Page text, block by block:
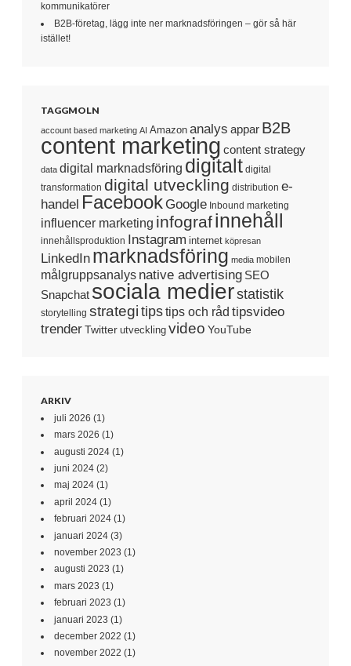
kommunikatörer
B2B-företag, lägg inte ner marknadsföringen – gör så här
istället!
TAGGMOLN
account based marketing AI Amazon analys appar B2B
content marketing content strategy
data digital marknadsföring digitalt digital
transformation digital utveckling distribution e-
handel Facebook Google Inbound marketing
influencer marketing infografinnehåll
innehållsproduktion Instagram internet köpresan
LinkedIn marknadsföring media mobilen
målgruppsanalys native advertising SEO
Snapchat sociala medierstatistik
storytelling strategi tipstips och råd tipsvideo
trenderTwitter utveckling video YouTube
ARKIV
juli 2026 (1)
mars 2026 (1)
augusti 2024 (1)
juni 2024 (2)
maj 2024 (1)
april 2024 (1)
februari 2024 (1)
januari 2024 (3)
november 2023 (1)
augusti 2023 (1)
mars 2023 (1)
februari 2023 (1)
januari 2023 (1)
december 2022 (1)
november 2022 (1)